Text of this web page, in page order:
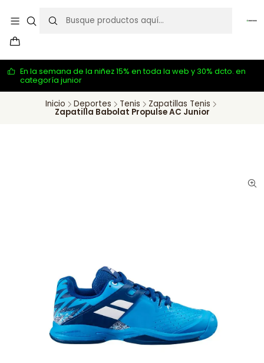
En la semana de la niñez 15% en toda la web y 30% dcto. en
categoría junior
Inicio Deportes Tenis Zapatillas Tenis
Zapatilla Babolat Propulse AC Junior